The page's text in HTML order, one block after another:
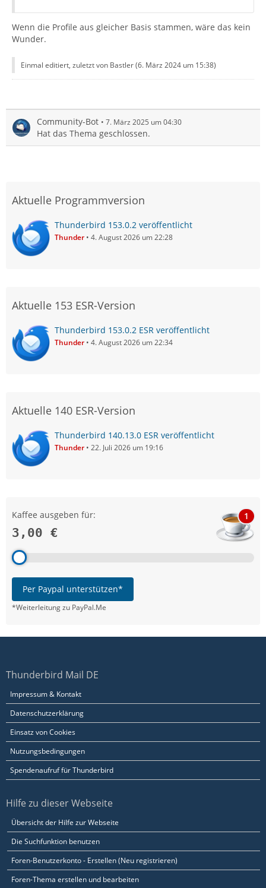
Wenn die Profile aus gleicher Basis stammen, wäre das kein
Wunder.
Einmal editiert, zuletzt von Bastler (6. März 2024 um 15:38)
Community-Bot 7. März 2025 um 04:30
Hat das Thema geschlossen.
Aktuelle Programmversion
Thunderbird 153.0.2 veröffentlicht
Thunder 4. August 2026 um 22:28
Aktuelle 153 ESR-Version
Thunderbird 153.0.2 ESR veröffentlicht
Thunder 4. August 2026 um 22:34
Aktuelle 140 ESR-Version
Thunderbird 140.13.0 ESR veröffentlicht
Thunder 22. Juli 2026 um 19:16
Kaffee ausgeben für:
3,00 €
1
Per Paypal unterstützen*
*Weiterleitung zu PayPal.Me
Thunderbird Mail DE
Impressum & Kontakt
Datenschutzerklärung
Einsatz von Cookies
Nutzungsbedingungen
Spendenaufruf für Thunderbird
Hilfe zu dieser Webseite
Übersicht der Hilfe zur Webseite
Die Suchfunktion benutzen
Foren-Benutzerkonto - Erstellen (Neu registrieren)
Foren-Thema erstellen und bearbeiten